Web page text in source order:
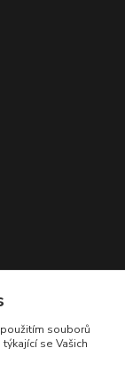
souborů
se Vašich